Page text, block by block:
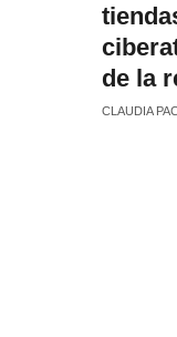
de la
CLAUDIA